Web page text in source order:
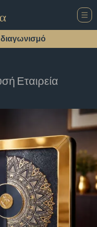
Εταιρεία